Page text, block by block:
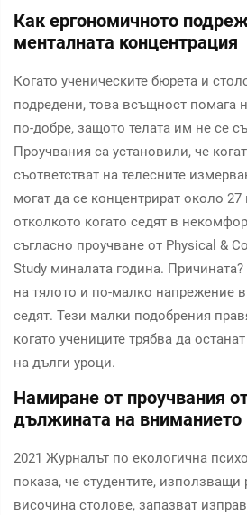
Как ергономичното
менталната концентрация
Когато ученическите бюрета и
подредени, това всъщност помага
по-добре, защото телата им не се
Проучвания са установили, че
съответстват на телесните
могат да се концентрират около
отколкото когато седят в
съгласно проучване от Physical &
Study миналата година.
на тялото и по-малко напрежение
седят. Тези малки подобрения
когато учениците трябва да
на дълги уроци.
Намиране от проучвания
дължината на вниманието
2021 Журналът по екологична
показа, че студентите, използващи
височина столове, запазват